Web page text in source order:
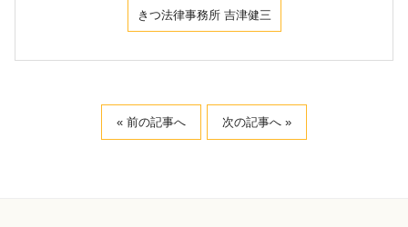
きつ法律事務所 吉津健三
« 前の記事へ 次の記事へ »